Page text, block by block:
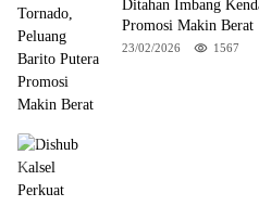
Ditahan Imbang
Promosi Makin Berat
23/02/2026 1567